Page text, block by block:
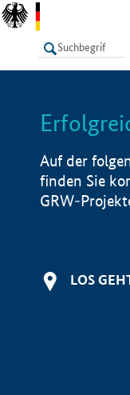
LISTE
Auf der
finden Sie
GRW-
LOS